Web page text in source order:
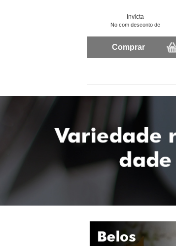
Invicta
No com desconto de
Comprar